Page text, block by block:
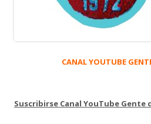
CANAL YOUTUBE
Suscribirse Canal YouTube Gente